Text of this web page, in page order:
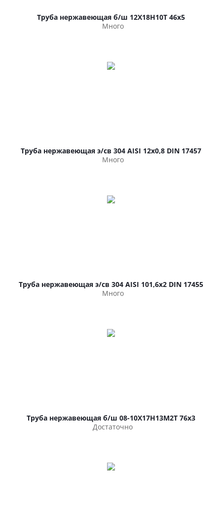
Труба нержавеющая б/ш 12Х18Н10Т 46х5
Много
Труба нержавеющая э/св 304 AISI 12х0,8 DIN 17457
Много
Труба нержавеющая э/св 304 AISI 101,6х2 DIN 17455
Много
Труба нержавеющая б/ш 08-10Х17Н13М2Т 76х3
Достаточно